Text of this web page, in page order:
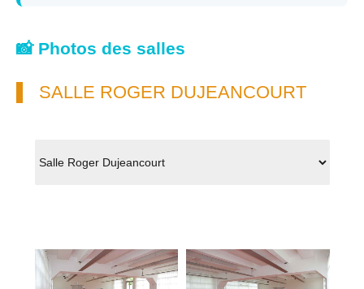
📸 Photos des salles
SALLE ROGER DUJEANCOURT